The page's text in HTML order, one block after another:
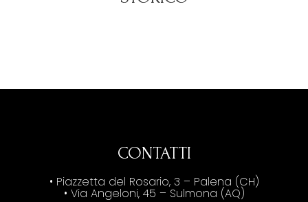
CONTATTI
• Piazzetta del Rosario, 3 – Palena (CH)
• Via Angeloni, 45 – Sulmona (AQ)